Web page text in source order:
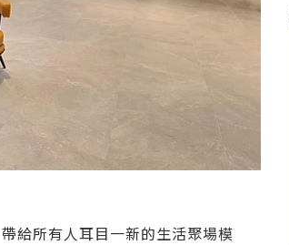
給所有人耳目一新的生活聚場模